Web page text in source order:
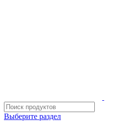
Выберите раздел